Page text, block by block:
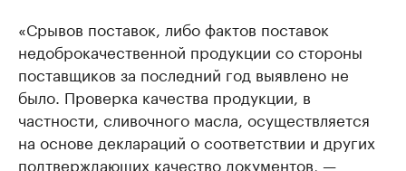
«Срывов поставок, либо фактов поставок
недоброкачественной продукции со стороны
поставщиков за последний год выявлено не
было. Проверка качества продукции, в
частности, сливочного масла, осуществляется
на основе деклараций о соответствии и других
подтверждающих качество документов, —